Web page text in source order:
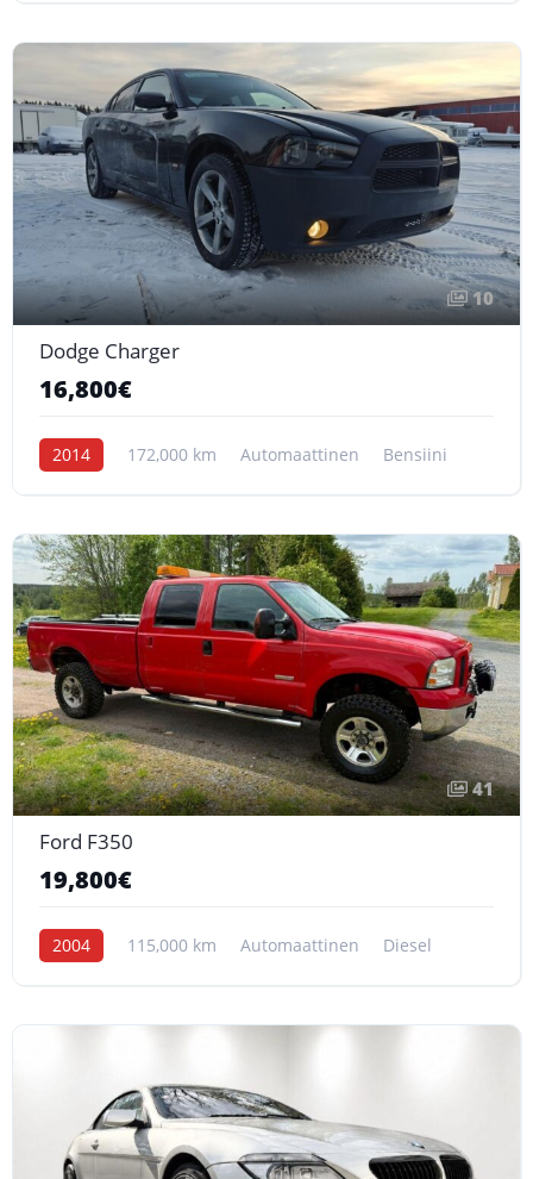
10
Dodge Charger
16,800€
2014 172,000 km Automaattinen Bensiini
41
Ford F350
19,800€
2004 115,000 km Automaattinen Diesel